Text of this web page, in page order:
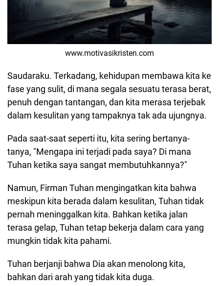
www.motivasikristen.com
Saudaraku. Terkadang, kehidupan membawa kita ke
fase yang sulit, di mana segala sesuatu terasa berat,
penuh dengan tantangan, dan kita merasa terjebak
dalam kesulitan yang tampaknya tak ada ujungnya.
Pada saat-saat seperti itu, kita sering bertanya-
tanya, "Mengapa ini terjadi pada saya? Di mana
Tuhan ketika saya sangat membutuhkannya?"
Namun, Firman Tuhan mengingatkan kita bahwa
meskipun kita berada dalam kesulitan, Tuhan tidak
pernah meninggalkan kita. Bahkan ketika jalan
terasa gelap, Tuhan tetap bekerja dalam cara yang
mungkin tidak kita pahami.
Tuhan berjanji bahwa Dia akan menolong kita,
bahkan dari arah yang tidak kita duga.